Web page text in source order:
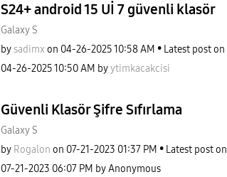
S24+ android 15 Uİ 7 güvenli klasör
Galaxy S
bysadimx on ‎04-26-202510:58 AM
Latest post on
‎04-26-202510:50 AM byytimkacakcisi
Güvenli Klasör Şifre Sıfırlama
Galaxy S
by Rogalon on ‎07-21-2023 01:37 PM
Latest post on
‎07-21-2023 06:07 PM byAnonymous